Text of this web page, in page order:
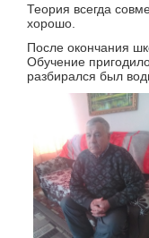
Теория всегда
хорошо.
После окончания
Обучение
разбирался был